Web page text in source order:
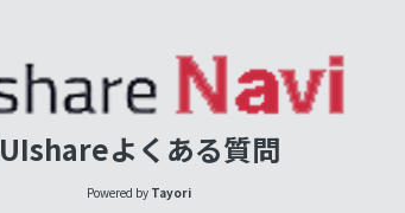
UIshareよくある質問
Powered by Tayori